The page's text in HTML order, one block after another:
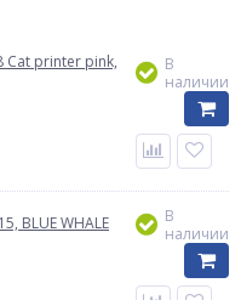
Cat printer pink,
В
наличии
BLUE WHALE
В
наличии